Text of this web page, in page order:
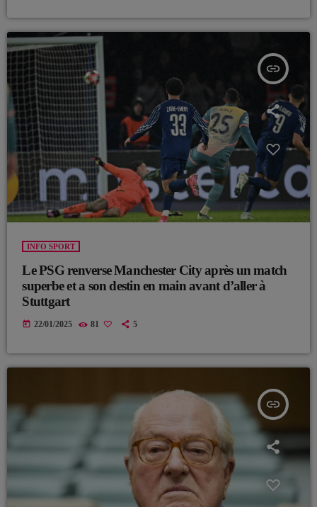
insert_link
INFO SPORT
Le PSG renverse Manchester City après un match
superbe et a son destin en main avant d’aller à
Stuttgart
today 22/01/2025 81 5
insert_link